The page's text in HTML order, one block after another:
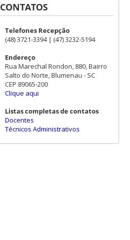
CONTATOS
Telefones Recepção
(48) 3721-3394 | (47) 3232-5194
Endereço
Rua Marechal Rondon, 880, Bairro
Salto do Norte, Blumenau - SC
CEP 89065-200
Clique aqui
Listas completas de contatos
Docentes
Técnicos Administrativos